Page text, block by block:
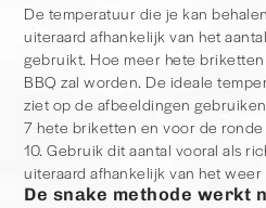
De temperatuur die je kan
uiteraard afhankelijk van het
gebruikt. Hoe meer hete
BBQ zal worden. De ideale
ziet op de afbeeldingen
7 hete briketten en voor de
10. Gebruik dit aantal vooral als
uiteraard afhankelijk van het
De snake methode werkt